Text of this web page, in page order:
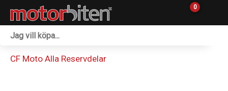
0
CF Moto Alla Reservdelar